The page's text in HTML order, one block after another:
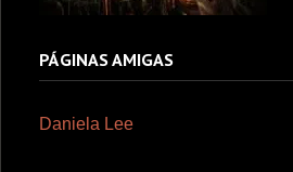
PÁGINAS AMIGAS
Daniela Lee